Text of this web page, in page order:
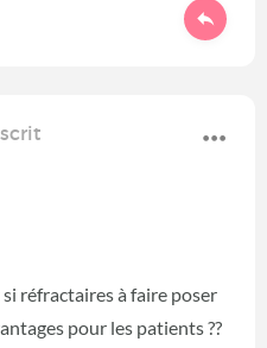
réfractaires à faire poser
pour les patients ??